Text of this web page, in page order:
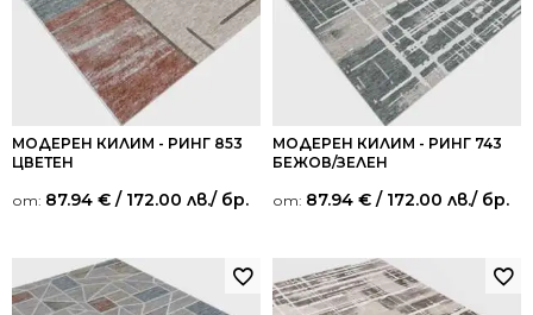
МОДЕРЕН КИЛИМ - РИНГ 853
ЦВЕТЕН
от: 87.94 € / 172.00 лв./ бр.
МОДЕРЕН КИЛИМ - РИНГ 743
БЕЖОВ/ЗЕЛЕН
от: 87.94 € / 172.00 лв./ бр.